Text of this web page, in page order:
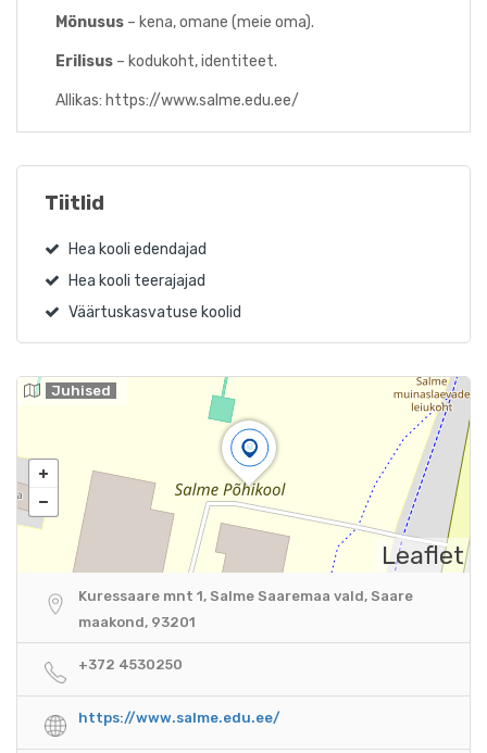
Mönusus – kena, omane (meie oma).
Erilisus – kodukoht, identiteet.
Allikas: https://www.salme.edu.ee/
Tiitlid
Hea kooli edendajad
Hea kooli teerajajad
Väärtuskasvatuse koolid
Leaflet
Juhised
Kuressaare mnt 1, Salme Saaremaa vald, Saare
maakond, 93201
+372 4530250
https://www.salme.edu.ee/